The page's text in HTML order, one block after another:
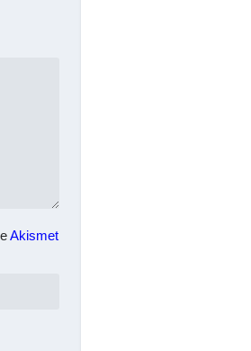
Akismet